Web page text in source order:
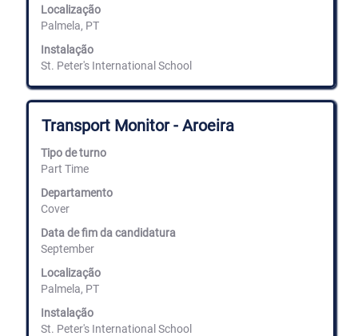
Localização
Palmela, PT
Instalação
St. Peter's International School
informação
de
Título
Transport Monitor - Aroeira
Tipo de turno
Part Time
Departamento
Cover
Data de fim da candidatura
September
Localização
Palmela, PT
Instalação
St. Peter's International School
Selecione
com
a
barra
espaços
para
os
conteúdos
completos
da
informação
de
emprego.